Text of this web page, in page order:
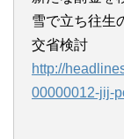
雪で立ち往生
交省検討
http://
00000012-jij-